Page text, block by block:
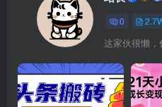
0
这家伙很懒